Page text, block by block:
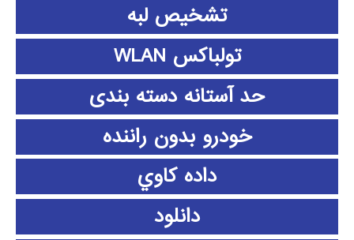
تشخیص لبه
تولباکس WLAN
حد آستانه دسته بندی
خودرو بدون راننده
داده كاوي
دانلود